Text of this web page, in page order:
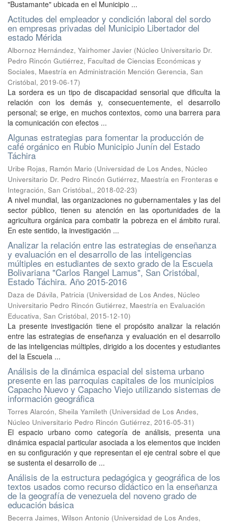
"Bustamante" ubicada en el Municipio ...
Actitudes del empleador y condición laboral del sordo
en empresas privadas del Municipio Libertador del
estado Mérida
Albornoz Hernández, Yairhomer Javier (Núcleo Universitario Dr.
Pedro Rincón Gutiérrez, Facultad de Ciencias Económicas y
Sociales, Maestría en Administración Mención Gerencia, San
Cristóbal, 2019-06-17)
La sordera es un tipo de discapacidad sensorial que dificulta la
relación con los demás y, consecuentemente, el desarrollo
personal; se erige, en muchos contextos, como una barrera para
la comunicación con efectos ...
Algunas estrategias para fomentar la producción de
café orgánico en Rubio Municipio Junín del Estado
Táchira
Uribe Rojas, Ramón Mario (Universidad de Los Andes, Núcleo
Universitario Dr. Pedro Rincón Gutiérrez, Maestría en Fronteras e
Integración, San Cristóbal,, 2018-02-23)
A nivel mundial, las organizaciones no gubernamentales y las del
sector público, tienen su atención en las oportunidades de la
agricultura orgánica para combatir la pobreza en el ámbito rural.
En este sentido, la investigación ...
Analizar la relación entre las estrategias de enseñanza
y evaluación en el desarrollo de las inteligencias
múltiples en estudiantes de sexto grado de la Escuela
Bolivariana "Carlos Rangel Lamus", San Cristóbal,
Estado Táchira. Año 2015-2016
Daza de Dávila, Patricia (Universidad de Los Andes, Núcleo
Universitario Pedro Rincón Gutiérrez, Maestría en Evaluación
Educativa, San Cristóbal, 2015-12-10)
La presente investigación tiene el propósito analizar la relación
entre las estrategias de enseñanza y evaluación en el desarrollo
de las inteligencias múltiples, dirigido a los docentes y estudiantes
del la Escuela ...
Análisis de la dinámica espacial del sistema urbano
presente en las parroquias capitales de los municipios
Capacho Nuevo y Capacho Viejo utilizando sistemas de
información geográfica
Torres Alarcón, Sheila Yamileth (Universidad de Los Andes,
Núcleo Universitario Pedro Rincón Gutiérrez, 2016-05-31)
El espacio urbano como categoría de análisis, presenta una
dinámica espacial particular asociada a los elementos que inciden
en su configuración y que representan el eje central sobre el que
se sustenta el desarrollo de ...
Análisis de la estructura pedagógica y geográfica de los
textos usados como recurso didáctico en la enseñanza
de la geografía de venezuela del noveno grado de
educación básica
Becerra Jaimes, Wilson Antonio (Universidad de Los Andes,